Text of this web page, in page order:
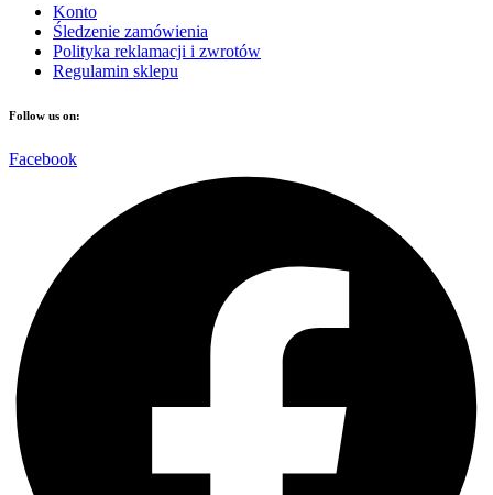
Konto
Śledzenie zamówienia
Polityka reklamacji i zwrotów
Regulamin sklepu
Follow us on:
Facebook